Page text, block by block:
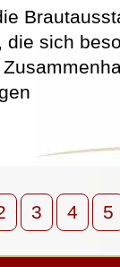
sich
3 4 5